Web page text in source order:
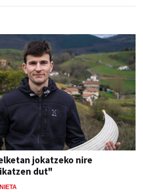
jokatzeko nire
dut"